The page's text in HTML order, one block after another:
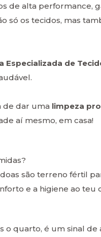
de alta performance,
só os tecidos, mas
Especializada de
de dar uma limpeza
aí mesmo, em casa!
são terreno fértil
e a higiene ao teu
o quarto, é um sinal de